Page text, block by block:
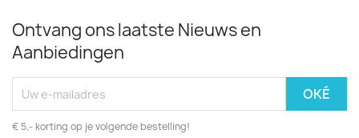
Ontvang ons laatste Nieuws en
Aanbiedingen
€ 5,- korting op je volgende bestelling!